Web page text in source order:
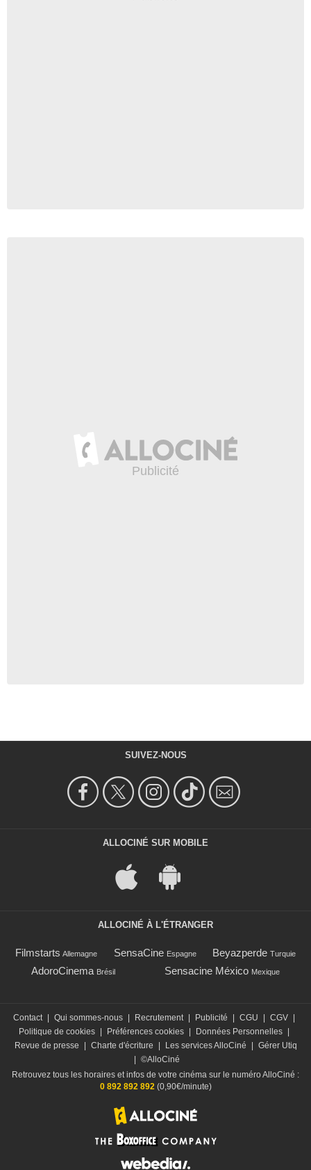
SUIVEZ-NOUS
ALLOCINÉ SUR MOBILE
ALLOCINÉ À L'ÉTRANGER
Filmstarts Allemagne SensaCine Espagne Beyazperde Turquie
AdoroCinema Brésil Sensacine México Mexique
Contact Qui sommes-nous Recrutement Publicité CGU CGV
Politique de cookies
Préférences cookies Données Personnelles
Revue de presse
Charte d'écriture Les services AlloCiné
Gérer Utiq
©AlloCiné
Retrouvez tous les horaires et infos de votre cinéma sur le numéro AlloCiné :
0 892 892 892(0,90€/minute)